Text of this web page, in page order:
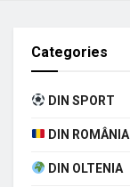
Categories
DIN SPORT
DIN ROMÂNIA
DIN OLTENIA